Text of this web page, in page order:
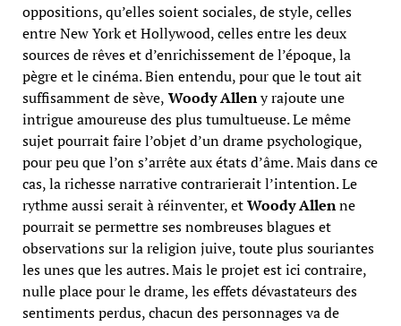
oppositions, qu’elles soient sociales, de style, celles
entre New York et Hollywood, celles entre les deux
sources de rêves et d’enrichissement de l’époque, la
pègre et le cinéma. Bien entendu, pour que le tout ait
suffisamment de sève, Woody Alleny rajoute une
intrigue amoureuse des plus tumultueuse. Le même
sujet pourrait faire l’objet d’un drame psychologique,
pour peu que l’on s’arrête aux états d’âme. Mais dans ce
cas, la richesse narrative contrarierait l’intention. Le
rythme aussi serait à réinventer, etWoody Allenne
pourrait se permettre ses nombreuses blagues et
observations sur la religion juive, toute plus souriantes
les unes que les autres. Mais le projet est ici contraire,
nulle place pour le drame, les effets dévastateurs des
sentiments perdus, chacun des personnages va de